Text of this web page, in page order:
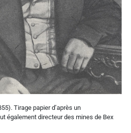
Tirage papier d’après un
également directeur des mines de Bex